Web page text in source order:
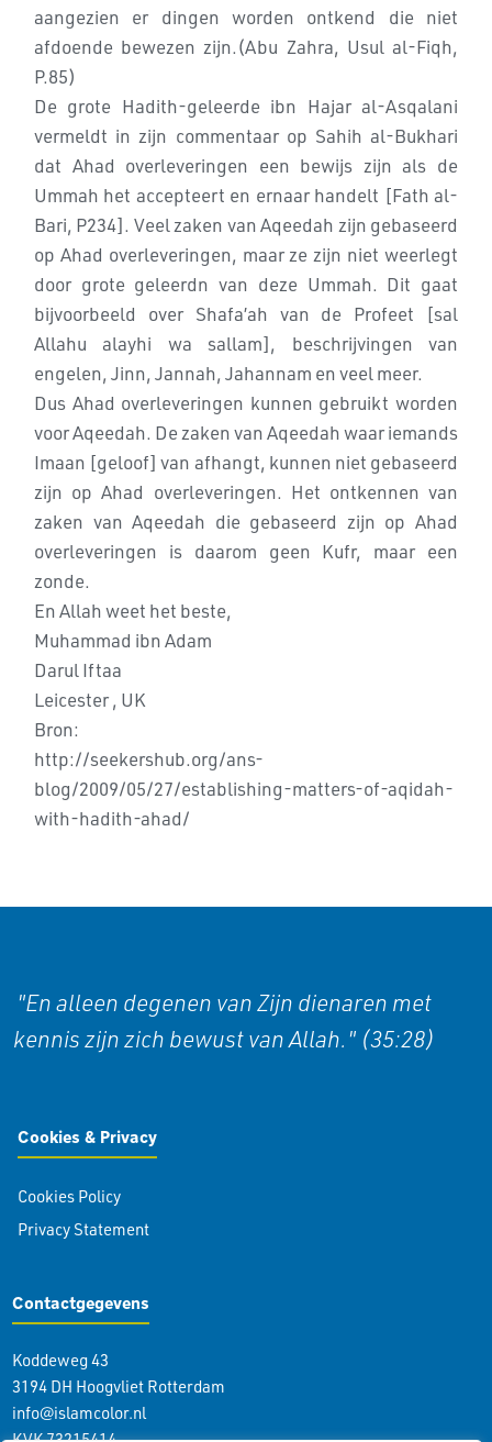
aangezien er dingen worden ontkend die niet
afdoende bewezen zijn.(Abu Zahra, Usul al-Fiqh,
P.85)
De grote Hadith-geleerde ibn Hajar al-Asqalani
vermeldt in zijn commentaar op Sahih al-Bukhari
dat Ahad overleveringen een bewijs zijn als de
Ummah het accepteert en ernaar handelt [Fath al-
Bari, P234]. Veel zaken van Aqeedah zijn gebaseerd
op Ahad overleveringen, maar ze zijn niet weerlegt
door grote geleerdn van deze Ummah. Dit gaat
bijvoorbeeld over Shafa’ah van de Profeet [sal
Allahu alayhi wa sallam], beschrijvingen van
engelen, Jinn, Jannah, Jahannam en veel meer.
Dus Ahad overleveringen kunnen gebruikt worden
voor Aqeedah. De zaken van Aqeedah waar iemands
Imaan [geloof] van afhangt, kunnen niet gebaseerd
zijn op Ahad overleveringen. Het ontkennen van
zaken van Aqeedah die gebaseerd zijn op Ahad
overleveringen is daarom geen Kufr, maar een
zonde.
En Allah weet het beste,
Muhammad ibn Adam
Darul Iftaa
Leicester , UK
Bron:
http://seekershub.org/ans-
blog/2009/05/27/establishing-matters-of-aqidah-
with-hadith-ahad/
"En alleen degenen van Zijn dienaren met
kennis zijn zich bewust van Allah." (35:28)
Cookies & Privacy
Cookies Policy
Privacy Statement
Contactgegevens
Koddeweg 43
3194 DH Hoogvliet Rotterdam
info@islamcolor.nl